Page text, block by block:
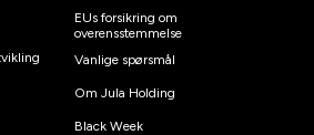
EUs forsikring om
overensstemmelse
Vanlige spørsmål
Om Jula Holding
Black Week